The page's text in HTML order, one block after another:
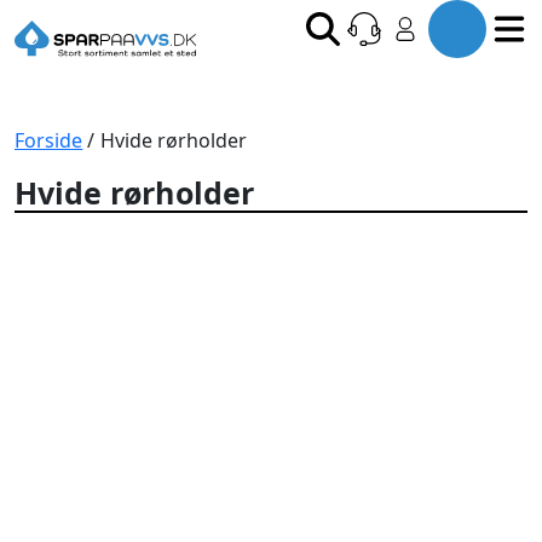
Forside/ Hvide rørholder
Hvide rørholder